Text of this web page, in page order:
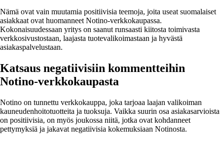
Nämä ovat vain muutamia positiivisia teemoja, joita useat suomalaiset
asiakkaat ovat huomanneet Notino-verkkokaupassa.
Kokonaisuudessaan yritys on saanut runsaasti kiitosta toimivasta
verkkosivustostaan, laajasta tuotevalikoimastaan ja hyvästä
asiakaspalvelustaan.
Katsaus negatiivisiin kommentteihin
Notino-verkkokaupasta
Notino on tunnettu verkkokauppa, joka tarjoaa laajan valikoiman
kauneudenhoitotuotteita ja tuoksuja. Vaikka suurin osa asiakasarvioista
on positiivisia, on myös joukossa niitä, jotka ovat kohdanneet
pettymyksiä ja jakavat negatiivisia kokemuksiaan Notinosta.